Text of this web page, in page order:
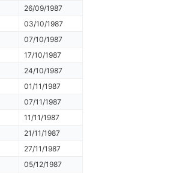
26/09/1987
03/10/1987
07/10/1987
17/10/1987
24/10/1987
01/11/1987
07/11/1987
11/11/1987
21/11/1987
27/11/1987
05/12/1987